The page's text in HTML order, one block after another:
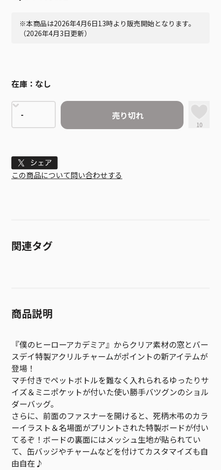
※本商品は2026年4月6日13時より販売開始となります。
（2026年4月3日更新）
在庫： なし
売り切れ
10
Tweet
この商品について問い合わせする
関連タグ
商品説明
『僕のヒーローアカデミア』からクリア素材の窓とバー
スデイ特製アクリルチャームがポイントの新アイテムが
登場！
マチ付きでペットボトルを難なく入れられるゆったりサ
イズ＆ミニポケットが付いた使い勝手バツグンのショル
ダーバッグ。
さらに、前面のファスナーを開けると、死柄木弔のカラ
ーイラスト＆名場面がプリントされた特製ボードが付い
てるぞ！ボードの裏面にはメッシュ生地が貼られてい
て、缶バッジやチャームなどを付けてカスタマイズも自
由自在♪